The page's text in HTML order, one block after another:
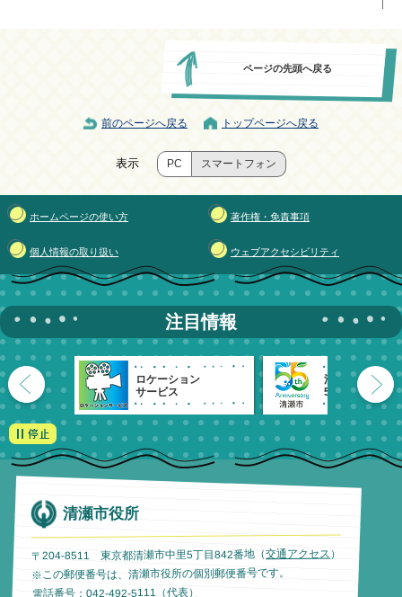
ページの先頭へ戻る
前のページへ戻る トップページへ戻る
表示 PC スマートフォン
ホームページの使い方 著作権・免責事項
個人情報の取り扱い ウェブアクセシビリティ
注目情報
ロケーション
サービス
清瀬市
55周年記念
清瀬市役所
〒204-8511 東京都清瀬市中里5丁目842番地（交通アクセス ）
※この郵便番号は、清瀬市役所の個別郵便番号です。
電話番号：042-492-5111（代表）